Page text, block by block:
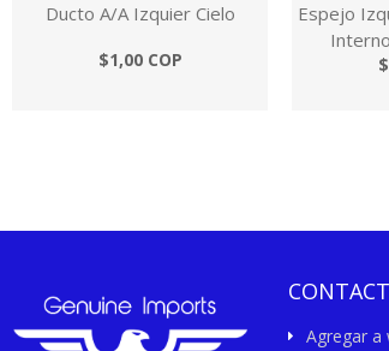
Ducto A/A Izquier Cielo
$1,00 COP
Espejo
Agregar a